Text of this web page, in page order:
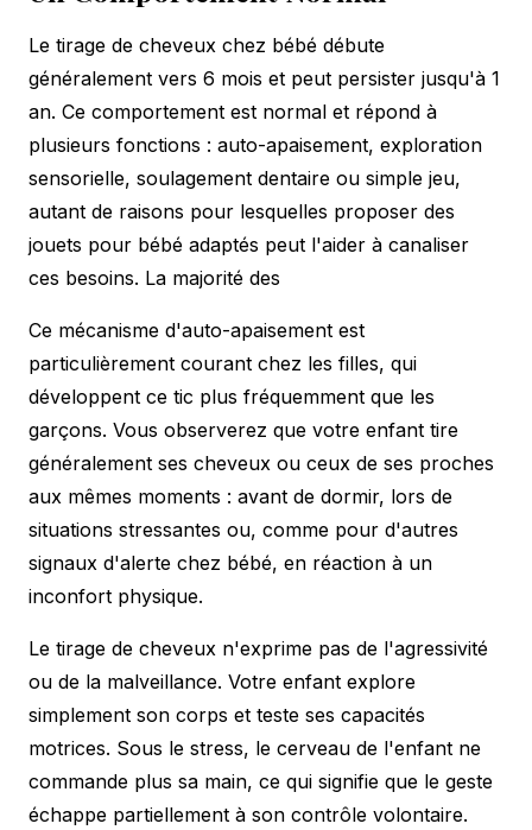
Le tirage de cheveux chez bébé débute
généralement vers 6 mois et peut persister jusqu'à 1
an. Ce comportement est normal et répond à
plusieurs fonctions : auto-apaisement, exploration
sensorielle, soulagement dentaire ou simple jeu,
autant de raisons pour lesquelles proposer des
jouets pour bébé adaptés peut l'aider à canaliser
ces besoins. La majorité des
Ce mécanisme d'auto-apaisement est
particulièrement courant chez les filles, qui
développent ce tic plus fréquemment que les
garçons. Vous observerez que votre enfant tire
généralement ses cheveux ou ceux de ses proches
aux mêmes moments : avant de dormir, lors de
situations stressantes ou, comme pour d'autres
signaux d'alerte chez bébé, en réaction à un
inconfort physique.
Le tirage de cheveux n'exprime pas de l'agressivité
ou de la malveillance. Votre enfant explore
simplement son corps et teste ses capacités
motrices. Sous le stress, le cerveau de l'enfant ne
commande plus sa main, ce qui signifie que le geste
échappe partiellement à son contrôle volontaire.